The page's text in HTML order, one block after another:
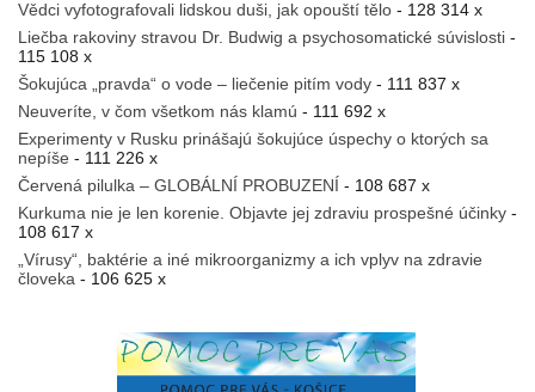
Vědci vyfotografovali lidskou duši, jak opouští tělo - 128 314 x
Liečba rakoviny stravou Dr. Budwig a psychosomatické súvislosti -
115 108 x
Šokujúca „pravda“ o vode – liečenie pitím vody - 111 837 x
Neuveríte, v čom všetkom nás klamú - 111 692 x
Experimenty v Rusku prinášajú šokujúce úspechy o ktorých sa
nepíše - 111 226 x
Červená pilulka – GLOBÁLNÍ PROBUZENÍ - 108 687 x
Kurkuma nie je len korenie. Objavte jej zdraviu prospešné účinky -
108 617 x
„Vírusy“, baktérie a iné mikroorganizmy a ich vplyv na zdravie
človeka - 106 625 x